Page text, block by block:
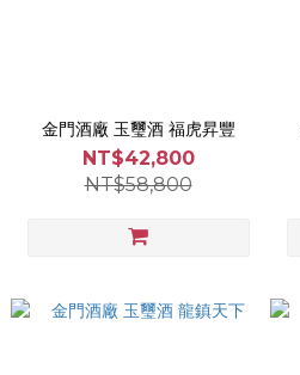
金門酒廠 玉璽酒 福虎昇豐
NT$42,800
NT$58,800